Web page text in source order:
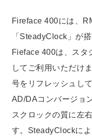
Fireface 400には、
「SteadyClock」が
Fieface 400は、スタ
してご利用いただけ
号をリフレッシュし
AD/DAコンバージョ
スクロックの質に左
す。SteadyClockに